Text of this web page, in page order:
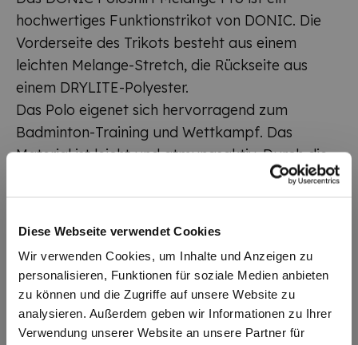
Diese Webseite verwendet Cookies
Wir verwenden Cookies, um Inhalte und Anzeigen zu
personalisieren, Funktionen für soziale Medien anbieten
zu können und die Zugriffe auf unsere Website zu
analysieren. Außerdem geben wir Informationen zu Ihrer
Verwendung unserer Website an unsere Partner für
hochwertiges Funktionstrikot von DONIC. Die
Vorderseite des Trikots besteht aus einem
leichten Melange-Stretch, die Rückseite aus
einem DRYLITE-Polyester.
Das Polo eigenet sich hervorragend zum
Badminton-Training und Wettkampf. Das
Material ist leicht und atmungsaktiv. Durch die
einfarbige Rückseite sind Bedruckungen und
Jetzt zuschlagen und schon beim nächsten
Badminton-Match tragen!